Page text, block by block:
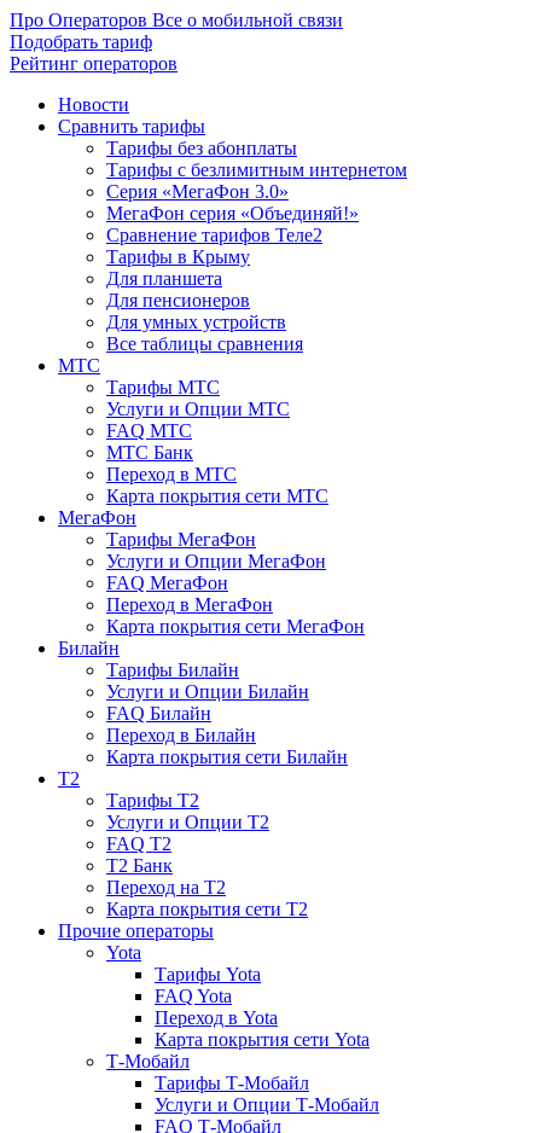
Про Операторов Все о мобильной связи
Подобрать тариф
Рейтинг операторов
Новости
Сравнить тарифы
Тарифы без абонплаты
Тарифы с безлимитным интернетом
Серия «МегаФон 3.0»
МегаФон серия «Объединяй!»
Сравнение тарифов Теле2
Тарифы в Крыму
Для планшета
Для пенсионеров
Для умных устройств
Все таблицы сравнения
МТС
Тарифы МТС
Услуги и Опции МТС
FAQ МТС
МТС Банк
Переход в МТС
Карта покрытия сети МТС
МегаФон
Тарифы МегаФон
Услуги и Опции МегаФон
FAQ МегаФон
Переход в МегаФон
Карта покрытия сети МегаФон
Билайн
Тарифы Билайн
Услуги и Опции Билайн
FAQ Билайн
Переход в Билайн
Карта покрытия сети Билайн
T2
Тарифы T2
Услуги и Опции T2
FAQ T2
T2 Банк
Переход на T2
Карта покрытия сети T2
Прочие операторы
Yota
Тарифы Yota
FAQ Yota
Переход в Yota
Карта покрытия сети Yota
Т-Мобайл
Тарифы Т-Мобайл
Услуги и Опции Т-Мобайл
FAQ Т-Мобайл